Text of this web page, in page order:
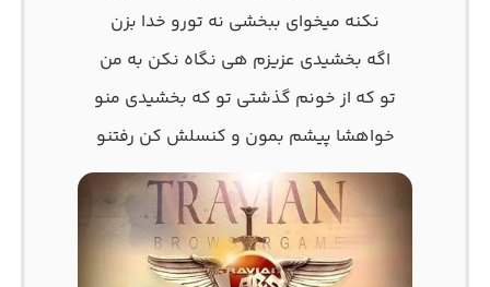
ﻧﻜﻨﻪ ﻣﻴﺨﻮای ﺑﺒﺨﺸﻰ ﻧﻪ ﺗﻮرو ﺧﺪا ﺑﺰن
اﮔﻪ ﺑﺨﺸﻴﺪی ﻋﺰﻳﺰم ﻫﻰ ﻧﮕﺎه ﻧﻜﻦ ﺑﻪ ﻣﻦ
ﺗﻮ ﻛﻪ از ﺧﻮﻧﻢ ﮔﺬﺷﺘﻰ ﺗﻮ ﻛﻪ ﺑﺨﺸﻴﺪی ﻣﻨﻮ
ﺧﻮاﻫﺸﺎ ﭘﻴﺸﻢ ﺑﻤﻮن و ﻛﻨﺴﻠﺶ ﻛﻦ رﻓﺘﻨﻮ